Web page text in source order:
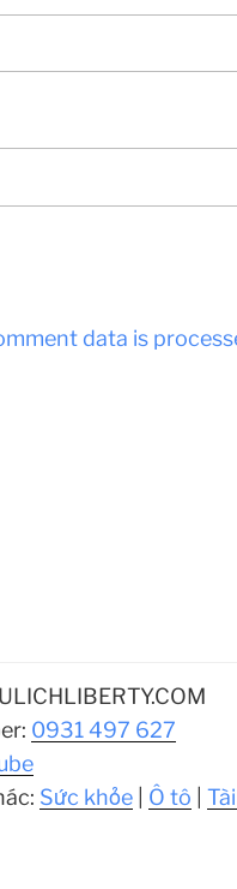
data is
0931 497 627
Sức khỏe| Ô tô